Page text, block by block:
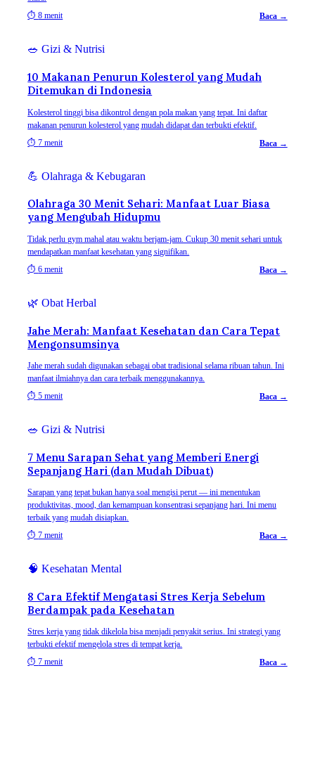
⏱8 menit Baca →
🥗 Gizi & Nutrisi
10 Makanan Penurun Kolesterol yang Mudah
Ditemukan di Indonesia
Kolesterol tinggi bisa dikontrol dengan pola makan yang tepat. Ini daftar
makanan penurun kolesterol yang mudah didapat dan terbukti efektif.
⏱7 menit Baca →
💪 Olahraga & Kebugaran
Olahraga 30 Menit Sehari: Manfaat Luar Biasa
yang Mengubah Hidupmu
Tidak perlu gym mahal atau waktu berjam-jam. Cukup 30 menit sehari untuk
mendapatkan manfaat kesehatan yang signifikan.
⏱6 menit Baca →
🌿 Obat Herbal
Jahe Merah: Manfaat Kesehatan dan Cara Tepat
Mengonsumsinya
Jahe merah sudah digunakan sebagai obat tradisional selama ribuan tahun. Ini
manfaat ilmiahnya dan cara terbaik menggunakannya.
⏱5 menit Baca →
🥗 Gizi & Nutrisi
7 Menu Sarapan Sehat yang Memberi Energi
Sepanjang Hari (dan Mudah Dibuat)
Sarapan yang tepat bukan hanya soal mengisi perut — ini menentukan
produktivitas, mood, dan kemampuan konsentrasi sepanjang hari. Ini menu
terbaik yang mudah disiapkan.
⏱7 menit Baca →
🧠 Kesehatan Mental
8 Cara Efektif Mengatasi Stres Kerja Sebelum
Berdampak pada Kesehatan
Stres kerja yang tidak dikelola bisa menjadi penyakit serius. Ini strategi yang
terbukti efektif mengelola stres di tempat kerja.
⏱7 menit Baca →